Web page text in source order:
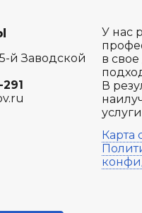
У нас
в
В
Карта
й Заводской